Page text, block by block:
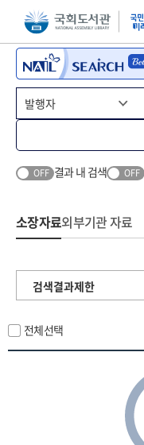
본문 바로가기주메뉴 바로가기
OFF 결과 내 검색 OFF
소장자료외부기관 자료
검색결과제한
전체선택